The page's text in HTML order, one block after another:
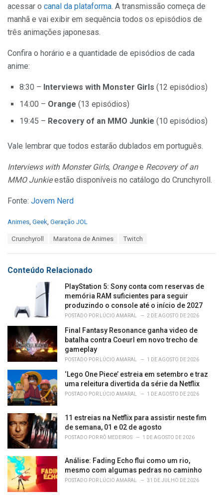
acessar o canal da plataforma. A transmissão começa de
manhã e vai exibir em sequência todos os episódios de
três animações japonesas.
Confira o horário e a quantidade de episódios de cada
anime:
8:30 – Interviews with Monster Girls (12 episódios)
14:00 – Orange (13 episódios)
19:45 – Recovery of an MMO Junkie (10 episódios)
Vale lembrar que todos estarão dublados em português.
Interviews with Monster Girls, Orangee Recovery of an
MMO Junkieestão disponíveis no catálogo do Crunchyroll.
Fonte: Jovem Nerd
C
o
r
Animes, Geek, Geração JOL
:
Crunchyroll Maratona de Animes Twitch
Conteúdo Relacionado
PlayStation 5: Sony conta com reservas de
memória RAM suficientes para seguir
produzindo o console até o início de 2027
POSTADO POR LÚCIO AMARAL 2 DE AGOSTO DE 2026
Final Fantasy Resonance ganha video de
batalha contra Coeurl em novo trecho de
gameplay
POSTADO POR LÚCIO AMARAL 1 DE AGOSTO DE 2026
‘Lego One Piece’ estreia em setembro e traz
uma releitura divertida da série da Netflix
POSTADO POR LÚCIO AMARAL 1 DE AGOSTO DE 2026
11 estreias na Netflix para assistir neste fim
de semana, 01 e 02 de agosto
POSTADO POR RÔ MEDEIROS 1 DE AGOSTO DE 2026
Análise: Fading Echo flui como um rio,
mesmo com algumas pedras no caminho
POSTADO POR LÚCIO AMARAL 31 DE JULHO DE 2026